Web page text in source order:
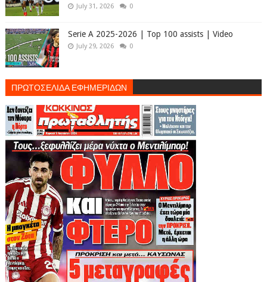
July 31, 2026 0
Serie A 2025-2026 | Top 100 assists | Video
July 29, 2026 0
ΠΡΩΤΟΣΕΛΙΔΑ ΕΦΗΜΕΡΙΔΩΝ